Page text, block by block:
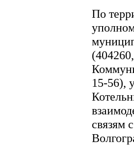
По
15-56),
связям